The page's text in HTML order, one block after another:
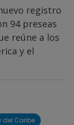
registro
94 preseas
reúne a los
y el
del Caribe